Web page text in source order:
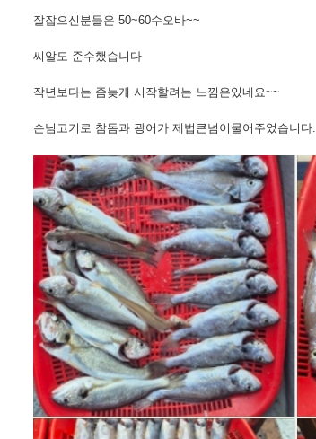
잘잡으신분들은 50~60수오바~~
씨알도 준수했습니다
작년보다는 좀늦게 시작할려는 느낌은있네요~~
손님고기로 참돔과 광어가 제법큰넘이물어주었습니다.